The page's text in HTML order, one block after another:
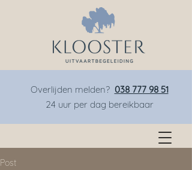
Overlijden melden? 038 777 98 51
24 uur per dag bereikbaar
Post